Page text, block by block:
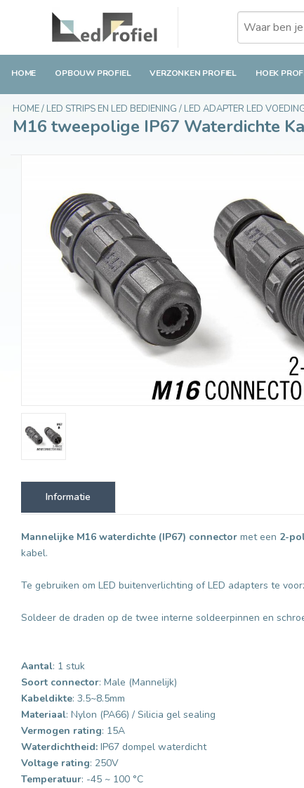
HOME OPBOUW PROFIEL VERZONKEN PROFIEL HOEK
M16 tweepolige IP67 Waterdichte Kabel
HOME/ LED STRIPS EN LED BEDIENING / LED ADAPTER LED
M16 tweepolige IP67 Waterdichte
Informatie
Mannelijke M16 waterdichte (IP67) connector met een 2-
kabel.
Te gebruiken om LED buitenverlichting of LED adapters te
Soldeer de draden op de twee interne soldeerpinnen en
Aantal: 1 stuk
Soort connector: Male (Mannelijk)
Kabeldikte: 3.5~8.5mm
Materiaal: Nylon (PA66) / Silicia gel sealing
Vermogen rating: 15A
Waterdichtheid: IP67 dompel waterdicht
Voltage rating: 250V
Temperatuur: -45 ~ 100 °C